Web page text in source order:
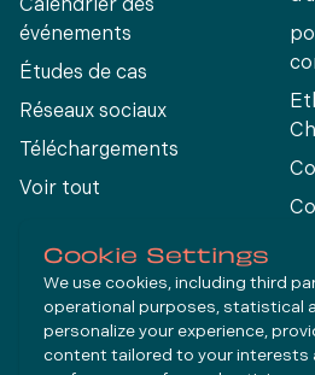
Calendrier des
événements
Études de cas
Réseaux sociaux
Téléchargements
Voir tout
Connect
Cookie Settings
We use cookies, including third
operational purposes, statistical
personalize your experience,
content tailored to your interests